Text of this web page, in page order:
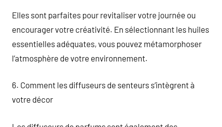
Elles sont parfaites pour revitaliser votre journée ou
encourager votre créativité. En sélectionnant les huiles
essentielles adéquates, vous pouvez métamorphoser
l’atmosphère de votre environnement.
6. Comment les diffuseurs de senteurs s’intègrent à
votre décor